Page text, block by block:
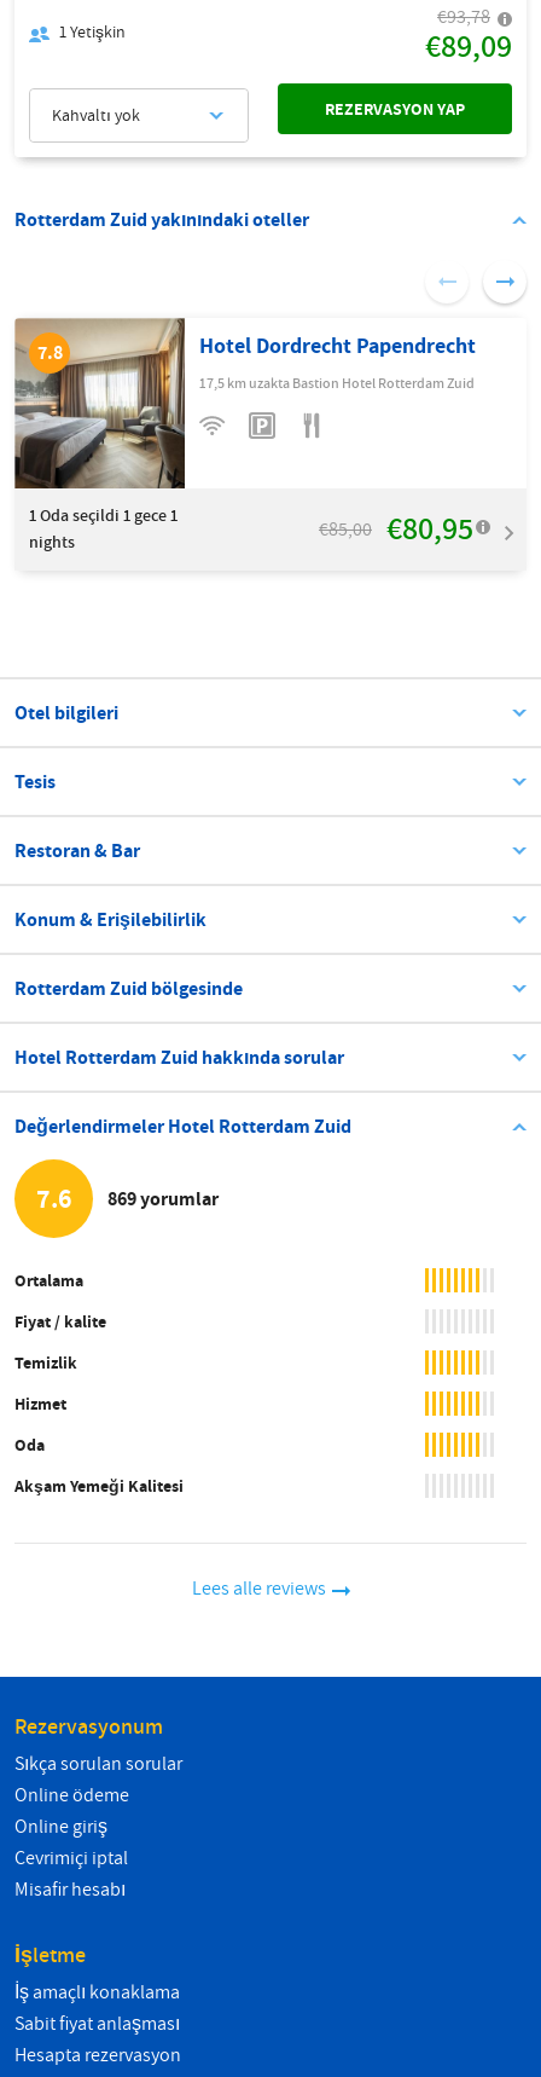
1Yetişkin
€93,78
€89,09
Kahvaltı yok REZERVASYON YAP
Rotterdam Zuid yakınındaki oteller
7.8 Hotel Dordrecht Papendrecht
17,5 km uzakta Bastion Hotel Rotterdam Zuid
1Oda seçildi 1 gece 1
nights
€85,00 €80,95
Otel bilgileri
Tesis
Restoran & Bar
Konum & Erişilebilirlik
Rotterdam Zuid bölgesinde
Hotel Rotterdam Zuid hakkında sorular
Değerlendirmeler Hotel Rotterdam Zuid
7.6 869 yorumlar
Ortalama
Fiyat / kalite
Temizlik
Hizmet
Oda
Akşam Yemeği Kalitesi
Lees alle reviews
Rezervasyonum
Sıkça sorulan sorular
Online ödeme
Online giriş
Çevrimiçi iptal
Misafir hesabı
İşletme
İş amaçlı konaklama
Sabit fiyat anlaşması
Hesapta rezervasyon